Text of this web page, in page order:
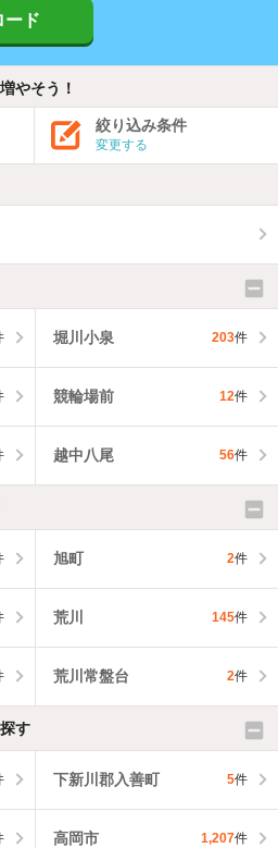
ード
やそう！
絞り込み条件
変更する
堀川小泉 203件
競輪場前 12件
越中八尾 56件
旭町 2件
荒川 145件
荒川常盤台 2件
す
下新川郡入善町 5件
高岡市 1,207件